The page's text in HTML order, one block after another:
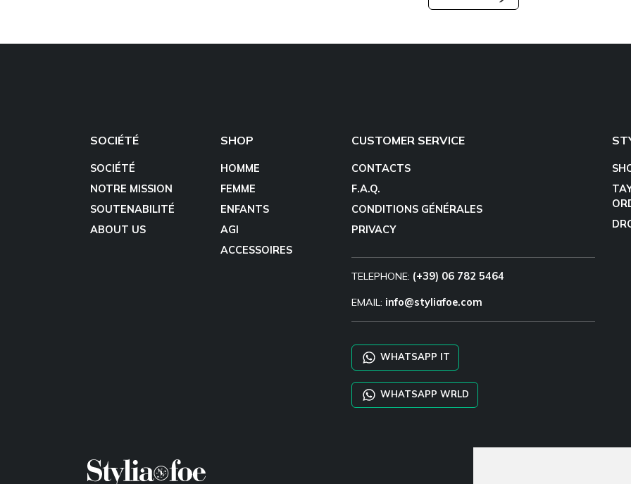
SOCIÉTÉ
SOCIÉTÉ
NOTRE MISSION
SOUTENABILITÉ
ABOUT US
SHOP
HOMME
FEMME
ENFANTS
AGI
ACCESSOIRES
CUSTOMER SERVICE
CONTACTS
F.A.Q.
CONDITIONS GÉNÉRALES
PRIVACY
TELEPHONE: (+39) 06 782 5464
EMAIL: info@styliafoe.com
WHATSAPP IT
WHATSAPP WRLD